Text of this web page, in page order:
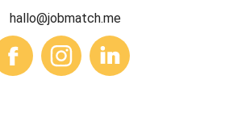
hallo@jobmatch.me